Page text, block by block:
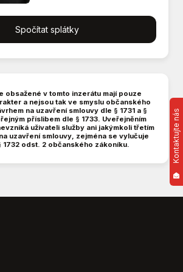
klimatizace
sedadla
přihrádka
paket
volant
Spočítat splátky
obsažené v tomto inzerátu mají pouze
a nejsou tak ve smyslu občanského
na uzavření smlouvy dle § 1731 a §
příslibem dle § 1733. Uveřejněním
uživateli služby ani jakýmkoli třetím
uzavření smlouvy, zejména se vylučuje
1732 odst. 2 občanského zákoníku.
Kontaktujte nás